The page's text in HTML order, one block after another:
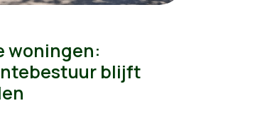
woningen:
blijft